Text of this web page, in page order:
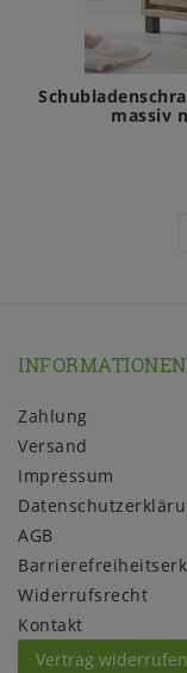
massiv
INFORMATIONEN
Zahlung
Versand
Impressum
AGB
Widerrufs­recht
Kontakt
Vertrag widerrufen